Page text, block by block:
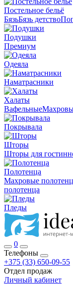
Постельное бельё
БязьБязь детство
Подушки
Премиум
Одеяла
Наматрасники
Халаты
Вафельные
Покрывала
Шторы
Шторы для
Полотенца
Махровые
полотенца
Пледы
0
Телефоны
+375 (33) 650-09-55
Отдел продаж
Личный кабинет